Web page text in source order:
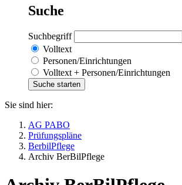
Suche
Suchbegriff
Volltext
Personen/Einrichtungen
Volltext + Personen/Einrichtungen
Sie sind hier:
AG PABO
Prüfungspläne
BerbilPflege
Archiv BerBilPflege